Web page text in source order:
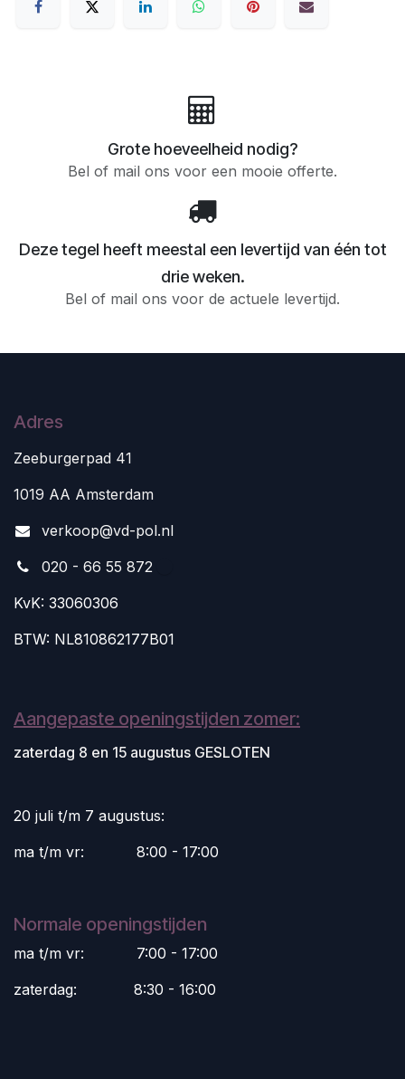
Grote hoeveelheid nodig?
Bel of mail ons voor een mooie offerte.
Deze tegel heeft meestal een levertijd van één tot
drie weken.
Bel of mail ons voor de actuele levertijd.
Adres
Zeeburgerpad 41
1019 AA Amsterdam
verkoop@vd-pol.nl
020 - 66 55 872
KvK: 33060306
BTW: NL810862177B01
Aangepaste openingstijden zomer:
zaterdag 8 en 15 augustus GESLOTEN
20 juli t/m 7 augustus:
ma t/m vr:
​8:00 - 17:00
Normale openingstijden
ma t/m vr:
​7:00 - 17:00
zaterdag:
​8:30 - 16:00